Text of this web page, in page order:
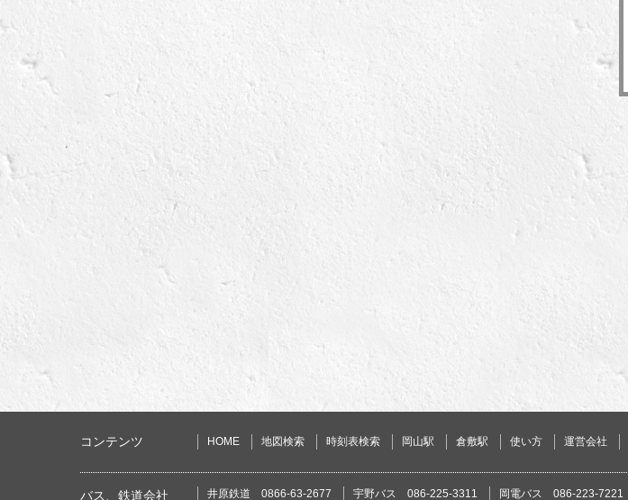
コンテンツ HOME 地図検索 時刻表検索 岡山駅 倉敷駅 使い方 運営会社
バス、鉄道会社 井原鉄道 0866-63-2677 宇野バス 086-225-3311 岡電バス 086-223-7221